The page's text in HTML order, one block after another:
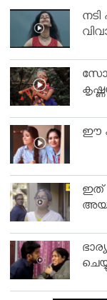
ഈ
ഇത്